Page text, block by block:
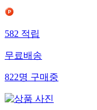
582적립
무료배송
822명구매중